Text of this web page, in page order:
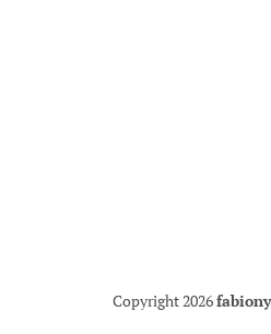
Copyright 2026